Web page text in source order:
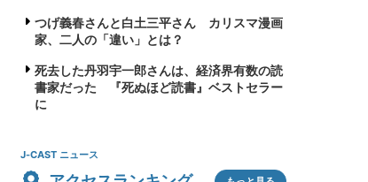
つげ義春さんと白土三平さん カリスマ漫画
家、二人の「違い」とは？
死去した丹羽宇一郎さんは、経済界有数の読
書家だった 『死ぬほど読書』ベストセラー
に
J-CAST ニュース